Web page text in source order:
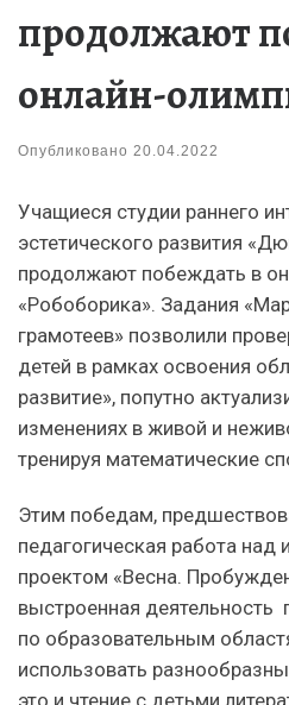
продолжают
онлайн-
Опубликовано 20.04.2022
Учащиеся студии раннего
эстетического развития
продолжают побеждать в
«Робоборика». Задания
грамотеев» позволили
детей в рамках освоения
развитие», попутно
изменениях в живой и
тренируя математические
Этим победам,
педагогическая работа над
проектом «Весна.
выстроенная деятельность
по образовательным
использовать
это и чтение с детьми